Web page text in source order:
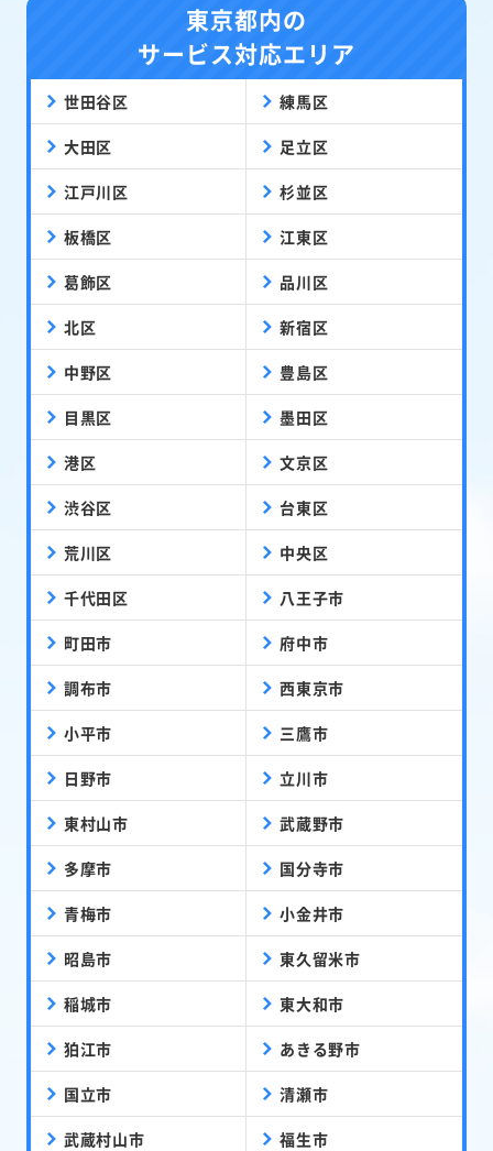
東京都内の
サービス対応エリア
世田谷区 練馬区
大田区 足立区
江戸川区 杉並区
板橋区 江東区
葛飾区 品川区
北区 新宿区
中野区 豊島区
目黒区 墨田区
港区 文京区
渋谷区 台東区
荒川区 中央区
千代田区 八王子市
町田市 府中市
調布市 西東京市
小平市 三鷹市
日野市 立川市
東村山市 武蔵野市
多摩市 国分寺市
青梅市 小金井市
昭島市 東久留米市
稲城市 東大和市
狛江市 あきる野市
国立市 清瀬市
武蔵村山市 福生市